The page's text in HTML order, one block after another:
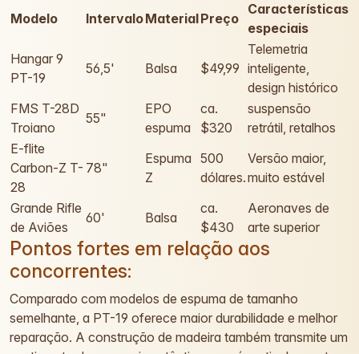
Modelo IntervaloMaterialPreço
Características
especiais
Hangar 9
PT-19
56,5' Balsa $49,99
Telemetria
inteligente,
design histórico
FMS T-28D
Troiano
55"
EPO
espuma
ca.
$320
suspensão
retrátil, retalhos
E-flite
Carbon-Z T-
28
78"
Espuma
Z
500
dólares.
Versão maior,
muito estável
Grande Rifle
de Aviões
60' Balsa
ca.
$430
Aeronaves de
arte superior
Pontos fortes em relação aos
concorrentes:
Comparado com modelos de espuma de tamanho
semelhante, a PT-19 oferece maior durabilidade e melhor
reparação. A construção de madeira também transmite um